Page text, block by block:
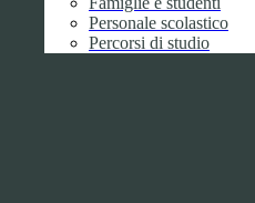
Personale scolastico
Percorsi di studio
tabelle)
Performance1